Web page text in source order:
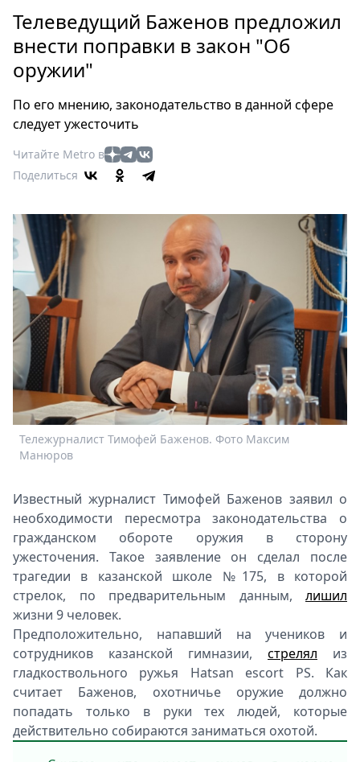
Россия
Мир
Здоровье
Туризм
Мода
Театр
Кино
О
Metro
Стримы
Спецпроекты
Звезды
Выборы
2026
Телеведущий Баженов предложил
внести поправки в закон "Об
оружии"
По его мнению, законодательство в данной сфере
следует ужесточить
Читайте Metro в
Поделиться
Тележурналист Тимофей Баженов. Фото Максим
Манюров
Известный журналист Тимофей Баженов заявил о
необходимости пересмотра законодательства о
гражданском обороте оружия в сторону
ужесточения. Такое заявление он сделал после
трагедии в казанской школе №175, в которой
стрелок, по предварительным данным, лишил
жизни 9 человек.
Предположительно, напавший на учеников и
сотрудников казанской гимназии, стрелял из
гладкоствольного ружья Hatsan escort PS. Как
считает Баженов, охотничье оружие должно
попадать только в руки тех людей, которые
действительно собираются заниматься охотой.